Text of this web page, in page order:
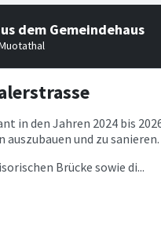
in den Jahren 2024 bis
und zu sanieren.
Brücke sowie di...